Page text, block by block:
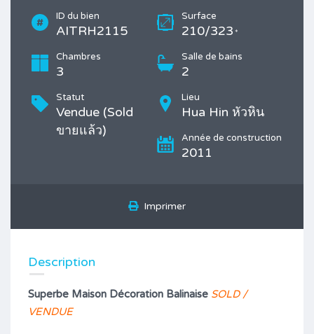
ID du bien
AITRH2115
Surface
210/323 *
Chambres
3
Salle de bains
2
Statut
Vendue (Sold
ขายแล้ว)
Lieu
Hua Hin หัวหิน
Année de construction
2011
Imprimer
Description
Superbe Maison Décoration Balinaise SOLD /
VENDUE